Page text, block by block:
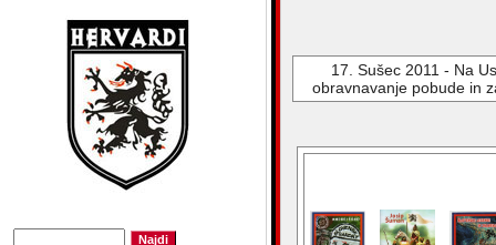
17. Sušec 2011 - Na
obravnavanje pobude in